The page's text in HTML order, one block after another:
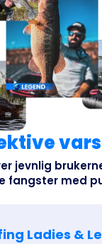
jevnlig
fangster med
Ladies &